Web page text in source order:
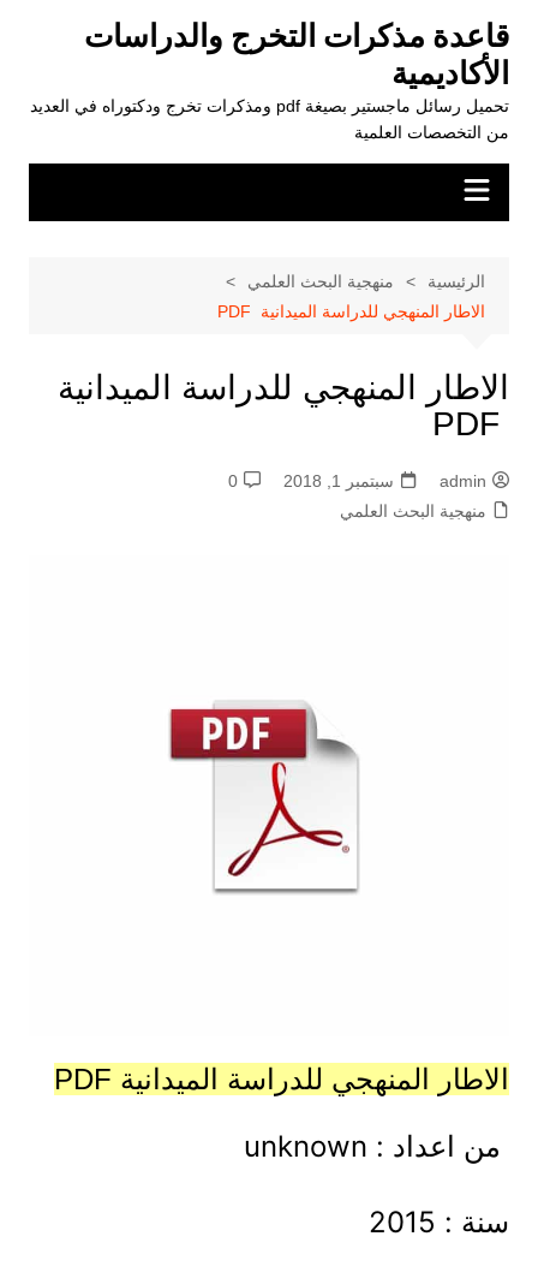
المحتوى
قاعدة مذكرات التخرج والدراسات
الأكاديمية
تحميل رسائل ماجستير بصيغة pdf ومذكرات تخرج ودكتوراه في العديد
من التخصصات العلمية
الرئيسية
منهجية البحث العلمي
الاطار المنهجي للدراسة الميدانية PDF
الاطار المنهجي للدراسة الميدانية
admin سبتمبر 1, 2018
0
منهجية البحث العلمي
الاطار المنهجي للدراسة الميدانية PDF
من اعداد : unknown
سنة : 2015